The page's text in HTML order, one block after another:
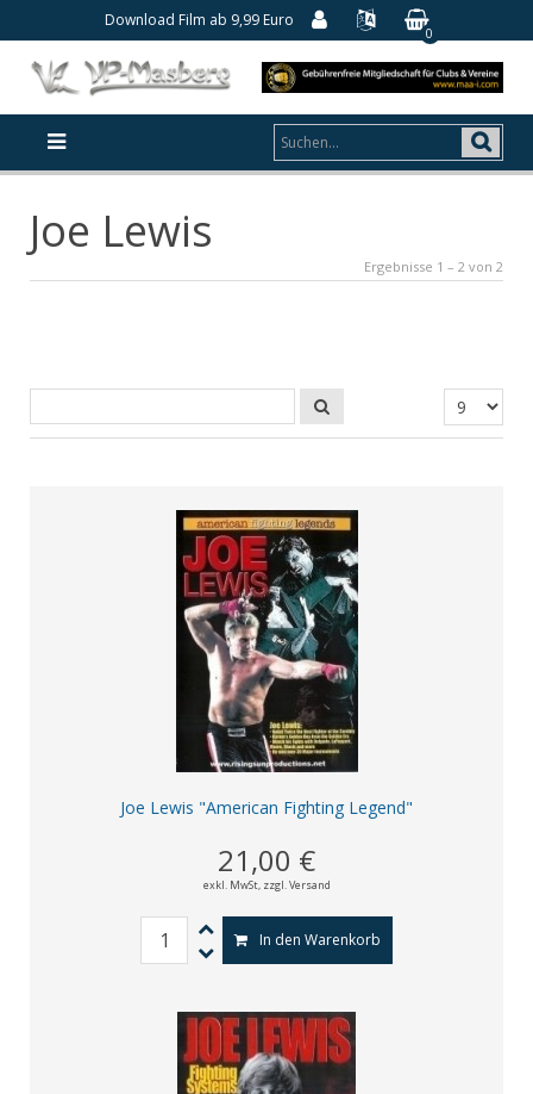
Download Film ab 9,99 Euro
0
Joe Lewis
Ergebnisse 1 – 2 von 2
Joe Lewis "American Fighting Legend"
21,00 €
exkl. MwSt, zzgl. Versand
In den Warenkorb